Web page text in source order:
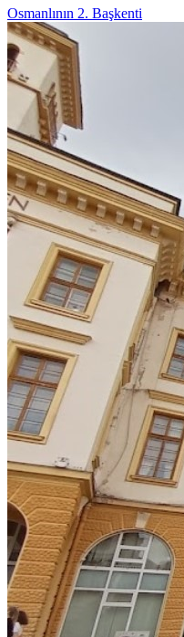
Osmanlının 2. Başkenti